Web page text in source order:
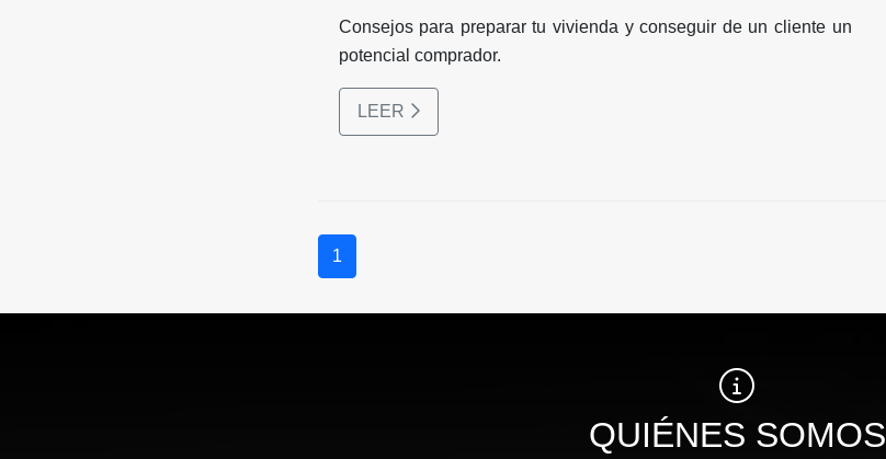
Consejos para preparar tu vivienda y conseguir de un cliente un
potencial comprador.
LEER
1
QUIÉNES SOMOS